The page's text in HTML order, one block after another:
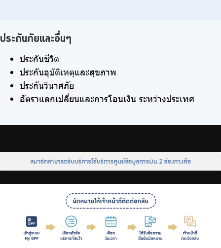
ประกันภัยและอื่นๆ
ประกันชีวิต
ประกันอุบัติเหตุและสุขภาพ
ประกันวินาศภัย
อัตราแลกเปลี่ยนและการโอนเงิน ระหว่างประเทศ